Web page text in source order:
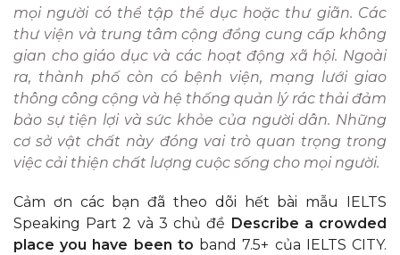
mọi người có thể tập thể dục hoặc thư giãn. Các
thư viện và trung tâm cộng đồng cung cấp không
gian cho giáo dục và các hoạt động xã hội. Ngoài
ra, thành phố còn có bệnh viện, mạng lưới giao
thông công cộng và hệ thống quản lý rác thải đảm
bảo sự tiện lợi và sức khỏe của người dân. Những
cơ sở vật chất này đóng vai trò quan trọng trong
việc cải thiện chất lượng cuộc sống cho mọi người.
Cảm ơn các bạn đã theo dõi hết bài mẫu IELTS
Speaking Part 2 và 3 chủ đề Describe a crowded
place you have been to band 7.5+ của IELTS CITY.